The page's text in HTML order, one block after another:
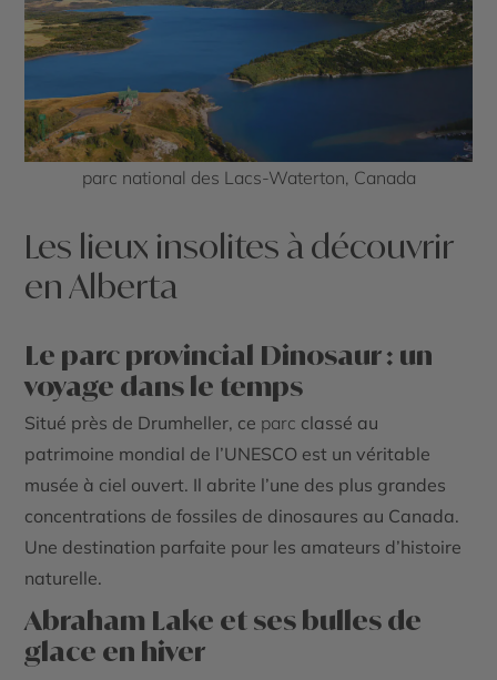
parc national des Lacs-Waterton, Canada
Les lieux insolites à découvrir
en Alberta
Le parc provincial Dinosaur : un
voyage dans le temps
Situé près de Drumheller, ce parc classé au
patrimoine mondial de l’UNESCO est un véritable
musée à ciel ouvert. Il abrite l’une des plus grandes
concentrations de fossiles de dinosaures au Canada.
Une destination parfaite pour les amateurs d’histoire
naturelle.
Abraham Lake et ses bulles de
glace en hiver